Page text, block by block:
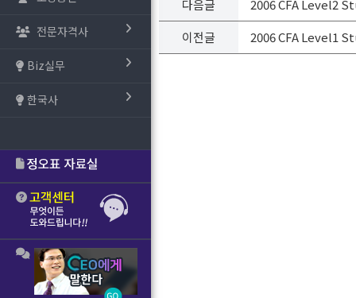
전문자격사
Biz실무
한국사
다음글
2006 CFA Level2
이전글
2006 CFA Level1